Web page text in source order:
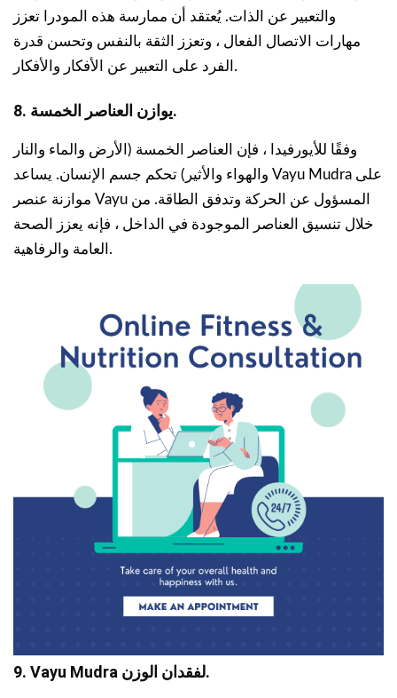
والتعبير عن الذات. يُعتقد أن ممارسة هذه المودرا تعزز
مهارات الاتصال الفعال ، وتعزز الثقة بالنفس وتحسن قدرة
الفرد على التعبير عن الأفكار والأفكار.
8. يوازن العناصر الخمسة.
وفقًا للأيورفيدا ، فإن العناصر الخمسة (الأرض والماء والنار
والهواء والأثير) تحكم جسم الإنسان. يساعد Vayu Mudra على
موازنة عنصر Vayu المسؤول عن الحركة وتدفق الطاقة. من
خلال تنسيق العناصر الموجودة في الداخل ، فإنه يعزز الصحة
العامة والرفاهية.
9. Vayu Mudra لفقدان الوزن.